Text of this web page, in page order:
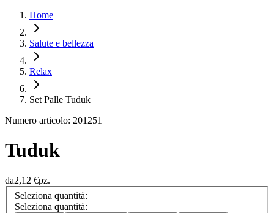
Home
Salute e bellezza
Relax
Set Palle Tuduk
Numero articolo: 201251
Tuduk
da2,12 €pz.
Seleziona quantità:
Seleziona quantità: